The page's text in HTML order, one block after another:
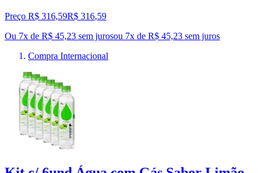
Preço R$ 316,59R$ 316,59
Ou 7x de R$ 45,23 sem jurosou 7x de R$ 45,23 sem juros
Compra Internacional